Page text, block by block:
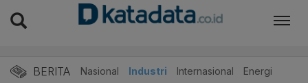
BERITA Nasional Industri Internasional Energi